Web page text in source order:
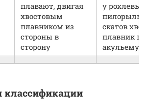
плавают, двигая
хвостовым
плавником из
стороны в
сторону
у рохлевых
пилорылых
скатов
плавник
акульему
классификации